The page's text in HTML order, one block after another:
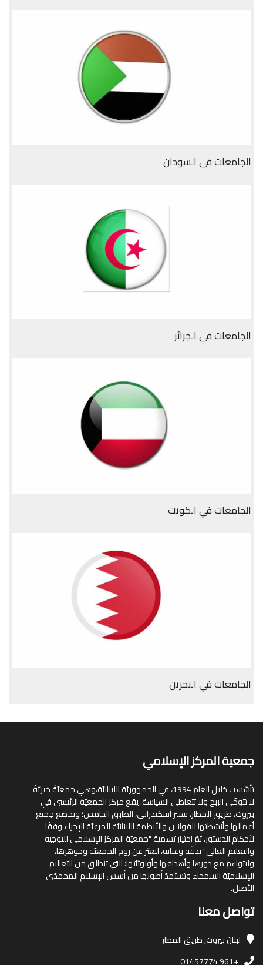
الجامعات في السودان
الجامعات في الجزائر
الجامعات في الكويت
الجامعات في البحرين
جمعية المركز الإسلامي
تأسّست خلال العام 1994، في الجمهوريّة اللبنانيّة،وهي جمعيّةٌ خيريّةٌ
لا تتوخّى الربح ولا تتعاطى السياسة. يقع مركز الجمعيّة الرئيسي في
بيروت، طريق المطار، سنتر أسكندراني، الطابق الخامس؛ وتخضع جميع
أعمالها وأنشطتها للقوانين والأنظمة اللبنانيّة المرعيّة الإجراء وفقًا
لأحكام الدستور. تمّ اختيار تسمية "جمعيّة المركز الإسلامي للتوجيه
والتعليم العالي" بدقّة وعناية، ليعبّر عن روح الجمعيّة وجوهرها،
وليتواءم مع دورها وأهدافها وأولويّاتها؛ التي تنطلق من التعاليم
الإسلاميّة السمحاء وتستمدّ أصولها من أسس الإسلام المحمدّي
الأصيل.
تواصل معنا
لبنانبيروت, طريق المطار
+961 01457774